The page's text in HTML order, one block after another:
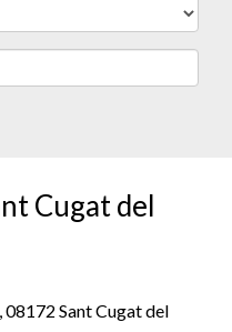
Cugat del
08172 Sant Cugat del